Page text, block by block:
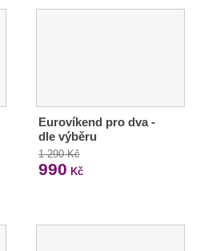
Eurovíkend pro dva -
dle výběru
1 290 Kč
990 Kč